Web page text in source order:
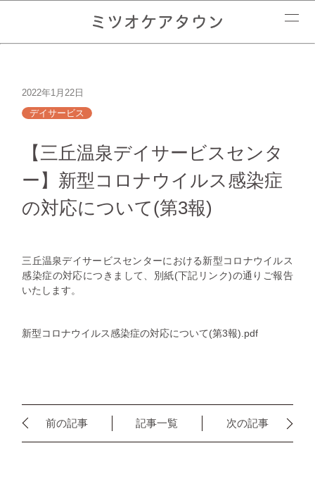
2022年1月22日
デイサービス
【三丘温泉デイサービスセンタ
ー】新型コロナウイルス感染症
の対応について(第3報)
三丘温泉デイサービスセンターにおける新型コロナウイルス
感染症の対応につきまして、別紙(下記リンク)の通りご報告
いたします。
新型コロナウイルス感染症の対応について(第3報).pdf
前の記事 記事一覧 次の記事